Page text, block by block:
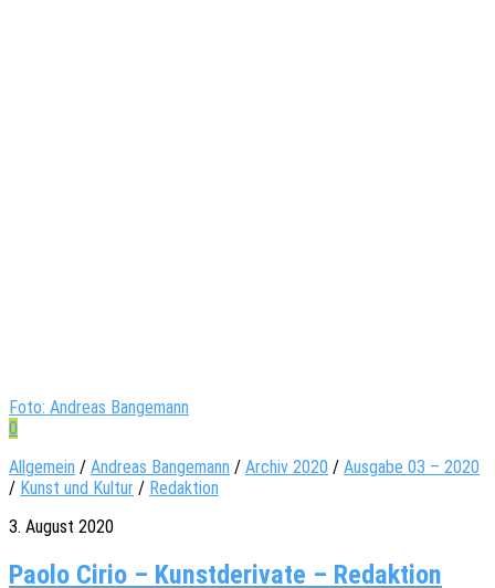
Foto: Andreas Bangemann
0
Allgemein / Andreas Bangemann / Archiv 2020 / Ausgabe 03 – 2020
/ Kunst und Kultur / Redaktion
3. August 2020
Paolo Cirio – Kunstderivate – Redaktion